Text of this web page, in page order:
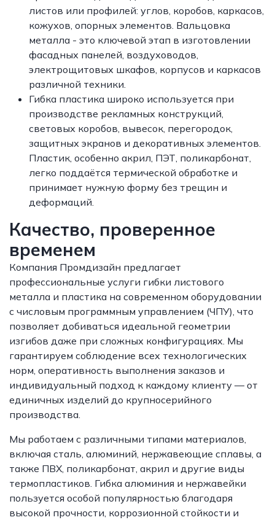
листов или профилей: углов, коробов, каркасов,
кожухов, опорных элементов. Вальцовка
металла - это ключевой этап в изготовлении
фасадных панелей, воздуховодов,
электрощитовых шкафов, корпусов и каркасов
различной техники.
Гибка пластика широко используется при
производстве рекламных конструкций,
световых коробов, вывесок, перегородок,
защитных экранов и декоративных элементов.
Пластик, особенно акрил, ПЭТ, поликарбонат,
легко поддаётся термической обработке и
принимает нужную форму без трещин и
деформаций.
Качество, проверенное
временем
Компания Промдизайн предлагает
профессиональные услуги гибки листового
металла и пластика на современном оборудовании
с числовым программным управлением (ЧПУ), что
позволяет добиваться идеальной геометрии
изгибов даже при сложных конфигурациях. Мы
гарантируем соблюдение всех технологических
норм, оперативность выполнения заказов и
индивидуальный подход к каждому клиенту — от
единичных изделий до крупносерийного
производства.
Мы работаем с различными типами материалов,
включая сталь, алюминий, нержавеющие сплавы, а
также ПВХ, поликарбонат, акрил и другие виды
термопластиков. Гибка алюминия и нержавейки
пользуется особой популярностью благодаря
высокой прочности, коррозионной стойкости и